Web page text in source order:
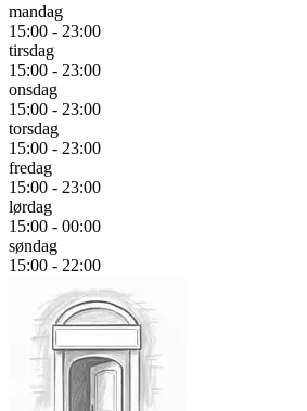
mandag
15:00 - 23:00
tirsdag
15:00 - 23:00
onsdag
15:00 - 23:00
torsdag
15:00 - 23:00
fredag
15:00 - 23:00
lørdag
15:00 - 00:00
søndag
15:00 - 22:00